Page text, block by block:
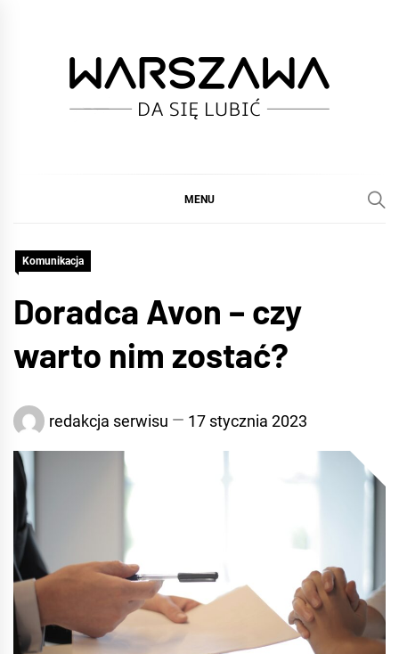
MENU
Komunikacja
Doradca Avon – czy
warto nim zostać?
redakcja serwisu 17 stycznia 2023